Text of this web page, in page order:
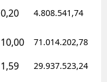
0,20 4.808.541,74
10,00 71.014.202,78
1,59 29.937.523,24